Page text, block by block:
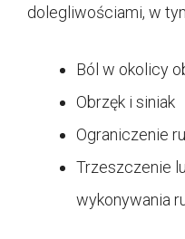
dolegliwościami, w
Ból w okolicy
Obrzęk i siniak
Ograniczenie
Trzeszczenie
wykonywania